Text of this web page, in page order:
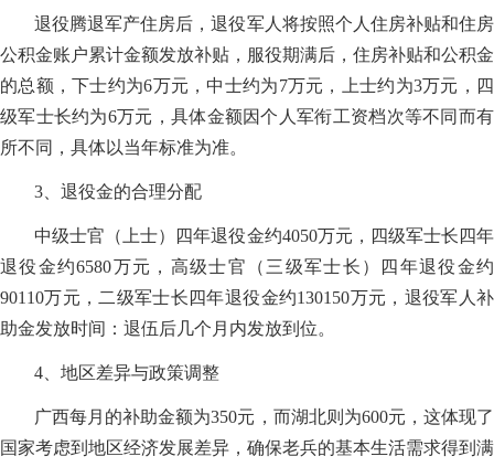
退役腾退军产住房后，退役军人将按照个人住房补贴和住房
公积金账户累计金额发放补贴，服役期满后，住房补贴和公积金
的总额，下士约为6万元，中士约为7万元，上士约为3万元，四
级军士长约为6万元，具体金额因个人军衔工资档次等不同而有
所不同，具体以当年标准为准。
3、退役金的合理分配
中级士官（上士）四年退役金约4050万元，四级军士长四年
退役金约6580万元，高级士官（三级军士长）四年退役金约
90110万元，二级军士长四年退役金约130150万元，退役军人补
助金发放时间：退伍后几个月内发放到位。
4、地区差异与政策调整
广西每月的补助金额为350元，而湖北则为600元，这体现了
国家考虑到地区经济发展差异，确保老兵的基本生活需求得到满